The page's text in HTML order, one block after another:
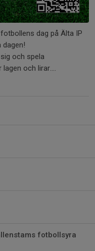
dag på Älta IP
dagen!
och spela
och lirar....
fotbollsyra